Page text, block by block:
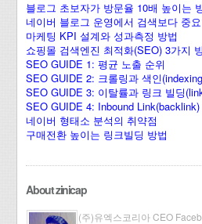
블로그 초보자가 방문율 10배 높이는
네이버 블로그 운영에서 검색보다 중
마케팅 KPI 설계와 성과측정 방법
쇼핑몰 검색엔진 최적화(SEO) 3가지
SEO GUIDE 1: 평균 노출 순위
SEO GUIDE 2: 크롤링과 색인
SEO GUIDE 3: 이탈률과 링크 빌딩
SEO GUIDE 4: Inbound
네이버 형태소 분석의 취약점
구매전환 높이는 링크빌딩 방법
About zinicap
(주)유엑스코리아 CEO